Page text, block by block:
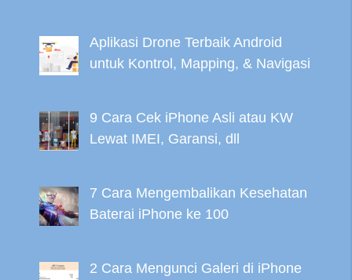
Aplikasi Drone Terbaik Android
untuk Kontrol, Mapping, & Navigasi
9 Cara Cek iPhone Asli atau KW
Lewat IMEI, Garansi, dll
7 Cara Mengembalikan Kesehatan
Baterai iPhone ke 100
2 Cara Mengunci Galeri di iPhone